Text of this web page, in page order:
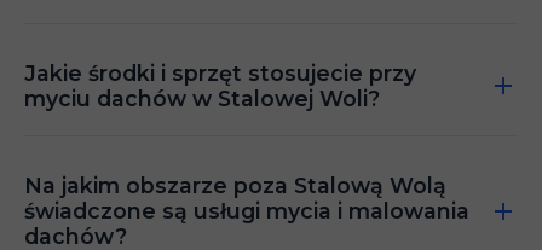
Jakie środki i sprzęt stosujecie przy
myciu dachów w Stalowej Woli?
Na jakim obszarze poza Stalową Wolą
świadczone są usługi mycia i malowania
dachów?